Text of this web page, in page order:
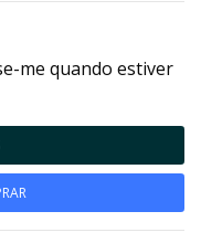
me quando estiver